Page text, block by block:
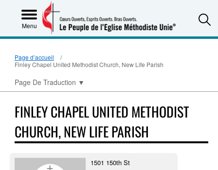
Menu
Page d’accueil
Finley Chapel United Methodist Church, New Life Parish
Page De Traduction ▼
FINLEY CHAPEL UNITED METHODIST
CHURCH, NEW LIFE PARISH
1501 150th St